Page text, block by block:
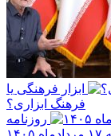
ابزار فرهنگی یا
فرهنگ ابزاری؟
روزنامه